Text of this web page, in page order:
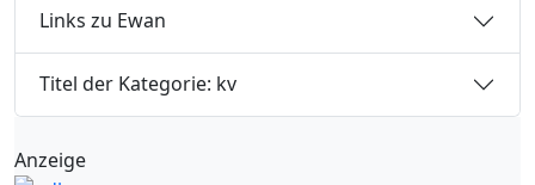
Links zu Ewan
Titel der Kategorie: kv
Anzeige